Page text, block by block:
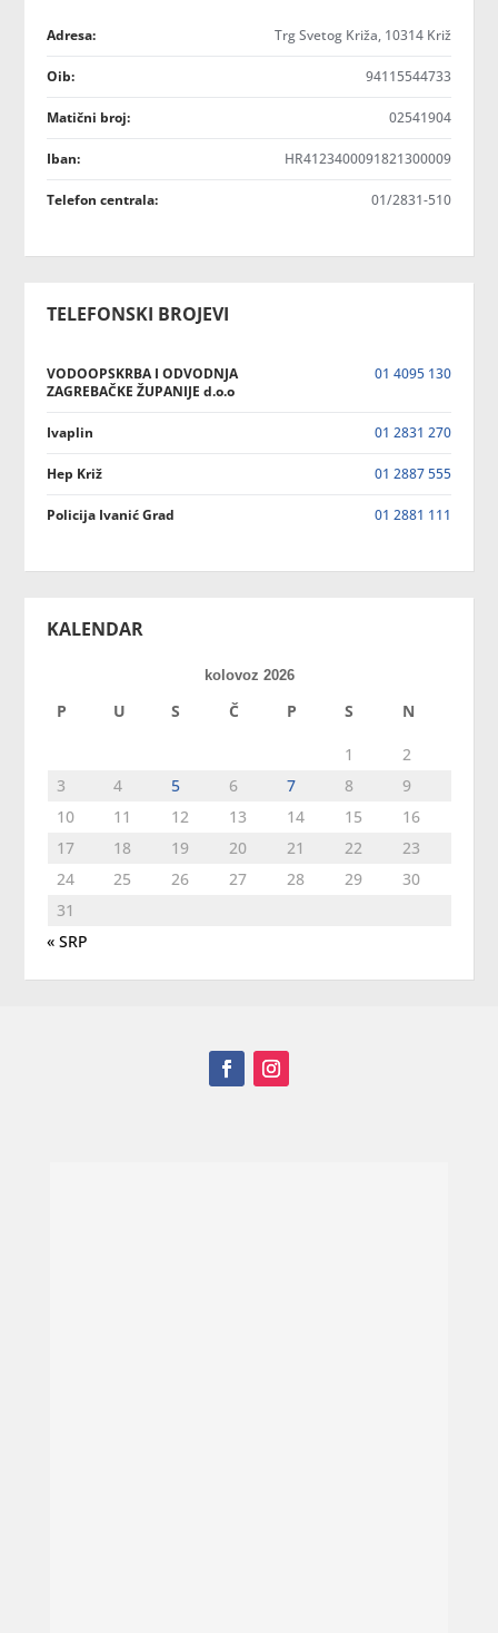
Adresa: Trg Svetog Križa, 10314 Križ
Oib: 94115544733
Matični broj: 02541904
Iban: HR4123400091821300009
Telefon centrala: 01/2831-510
TELEFONSKI BROJEVI
VODOOPSKRBA I ODVODNJA
ZAGREBAČKE ŽUPANIJE d.o.o
01 4095 130
Ivaplin 01 2831 270
Hep Križ 01 2887 555
Policija Ivanić Grad 01 2881 111
KALENDAR
kolovoz 2026
P U S Č P S N
1
2
3
4 5 6 7 8
9
10
11 12 13 14 15
16
17
18 19 20 21 22
23
24
25 26 27 28 29
30
31
« SRP